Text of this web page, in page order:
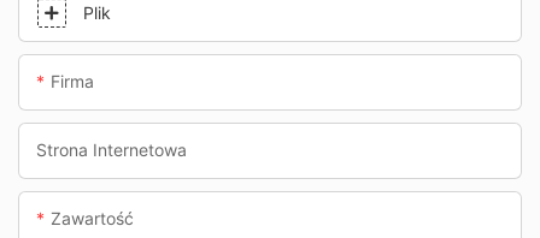
Plik
Firma
Strona Internetowa
Zawartość